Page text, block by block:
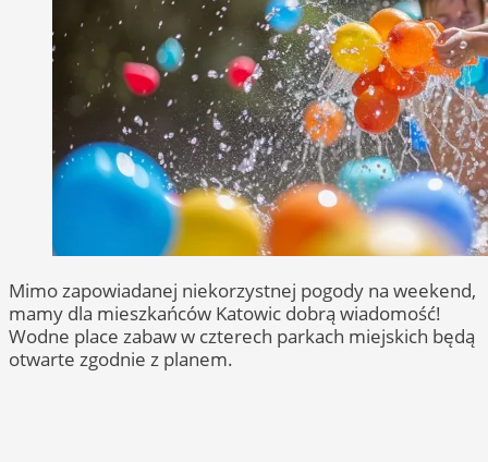
Mimo zapowiadanej niekorzystnej pogody na weekend,
mamy dla mieszkańców Katowic dobrą wiadomość!
Wodne place zabaw w czterech parkach miejskich będą
otwarte zgodnie z planem.